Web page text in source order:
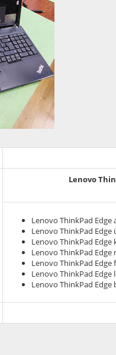
Lenovo
Lenovo ThinkPad Edge
Lenovo ThinkPad Edge
Lenovo ThinkPad Edge
Lenovo ThinkPad Edge
Lenovo ThinkPad Edge
Lenovo ThinkPad Edge
Lenovo ThinkPad Edge